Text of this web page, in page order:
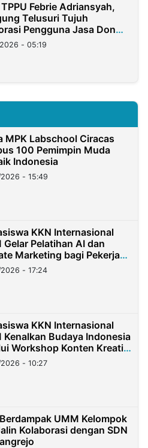
Febrie Adriansyah,
Telusuri Tujuh
Pengguna Jasa Don
- 05:19
MPK Labschool Ciracas
100 Pemimpin Muda
Indonesia
- 15:49
KKN Internasional
Gelar Pelatihan AI dan
Marketing bagi Pekerja
Indonesia di Taiwan
- 17:24
KKN Internasional
Kenalkan Budaya Indonesia
Workshop Konten Kreatif
- 10:27
UMM Kelompok
Kolaborasi dengan SDN